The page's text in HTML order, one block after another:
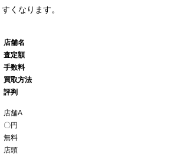
すくなります。
店舗名
査定額
手数料
買取方法
評判
店舗A
〇円
無料
店頭